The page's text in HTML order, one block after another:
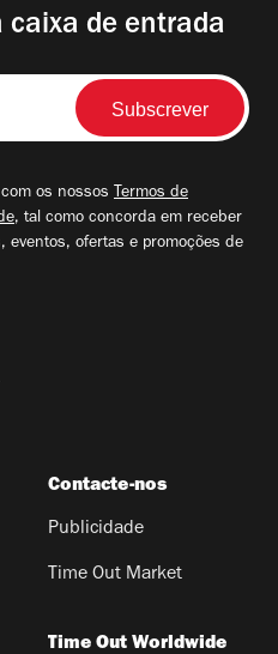
caixa de entrada
os nossos Termos de
, tal como concorda em receber
eventos, ofertas e promoções de
Contacte-nos
Publicidade
Time Out Market
Time Out Worldwide